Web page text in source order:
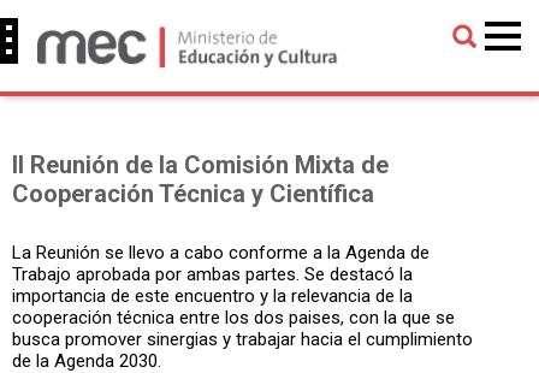
II Reunión de la Comisión Mixta de
Cooperación Técnica y Científica
La Reunión se llevo a cabo conforme a la Agenda de
Trabajo aprobada por ambas partes. Se destacó la
importancia de este encuentro y la relevancia de la
cooperación técnica entre los dos paises, con la que se
busca promover sinergias y trabajar hacia el cumplimiento
de la Agenda 2030.